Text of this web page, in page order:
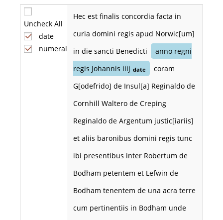
Uncheck All
date
numeral
Hec est finalis concordia facta in
curia domini regis apud Norwic[um]
in die sancti Benedicti
anno regni
regis Johannis iiij date
coram
G[odefrido] de Insul[a] Reginaldo de
Cornhill Waltero de Creping
Reginaldo de Argentum justic[iariis]
et aliis baronibus domini regis tunc
ibi presentibus inter Robertum de
Bodham petentem et Lefwin de
Bodham tenentem de una acra terre
cum pertinentiis in Bodham unde